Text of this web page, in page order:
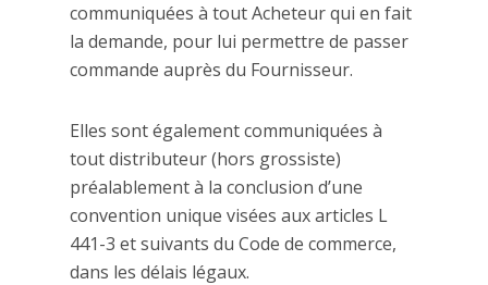
communiquées à tout Acheteur qui en fait
la demande, pour lui permettre de passer
commande auprès du Fournisseur.
Elles sont également communiquées à
tout distributeur (hors grossiste)
préalablement à la conclusion d’une
convention unique visées aux articles L
441-3 et suivants du Code de commerce,
dans les délais légaux.